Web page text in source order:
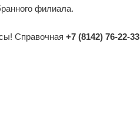
филиала.
Справочная +7 (8142) 76-22-33